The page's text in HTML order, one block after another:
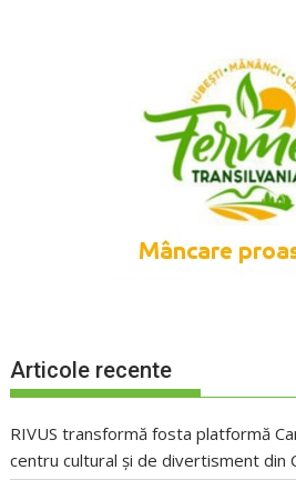
Articole recente
RIVUS transformă fosta platformă
centru cultural și de divertisment din